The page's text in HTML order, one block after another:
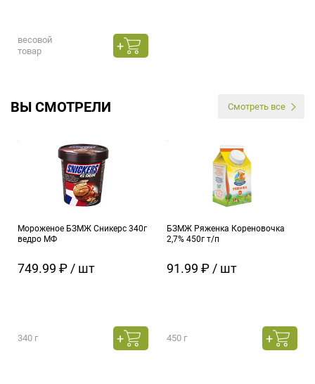
весовой
товар
ВЫ СМОТРЕЛИ Смотреть все
Мороженое БЗМЖ Сникерс 340г
ведро МФ
749.99 ₽ / шт
340 г
БЗМЖ Ряженка Кореновочка
2,7% 450г т/п
91.99 ₽ / шт
450 г